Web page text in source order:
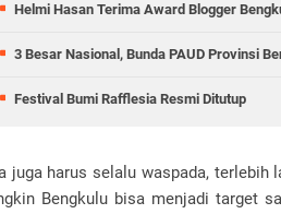
Helmi Hasan Terima Award Blogger
3 Besar Nasional, Bunda PAUD Provinsi
Festival Bumi Rafflesia Resmi Ditutup
juga harus selalu waspada,
Bengkulu bisa menjadi target